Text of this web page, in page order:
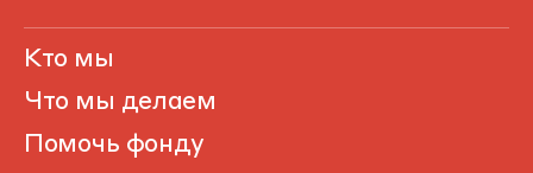
Кто мы
Что мы делаем
Помочь фонду